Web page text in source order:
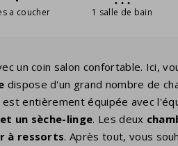
a coucher 1 salle de bain
un coin salon confortable. Ici,
dispose d'un grand nombre de
est entièrement équipée avec
un sèche-linge. Les deux
à ressorts. Après tout, vous